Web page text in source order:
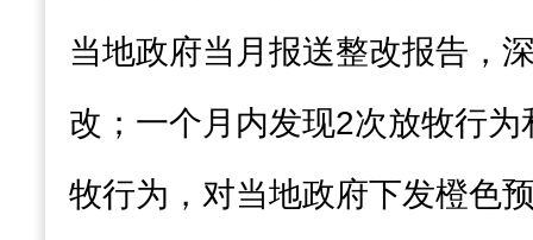
当地政府当月报送整改报告，
改；一个月内发现2次放牧行为
牧行为，对当地政府下发橙色